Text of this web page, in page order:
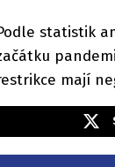
statistik
mají